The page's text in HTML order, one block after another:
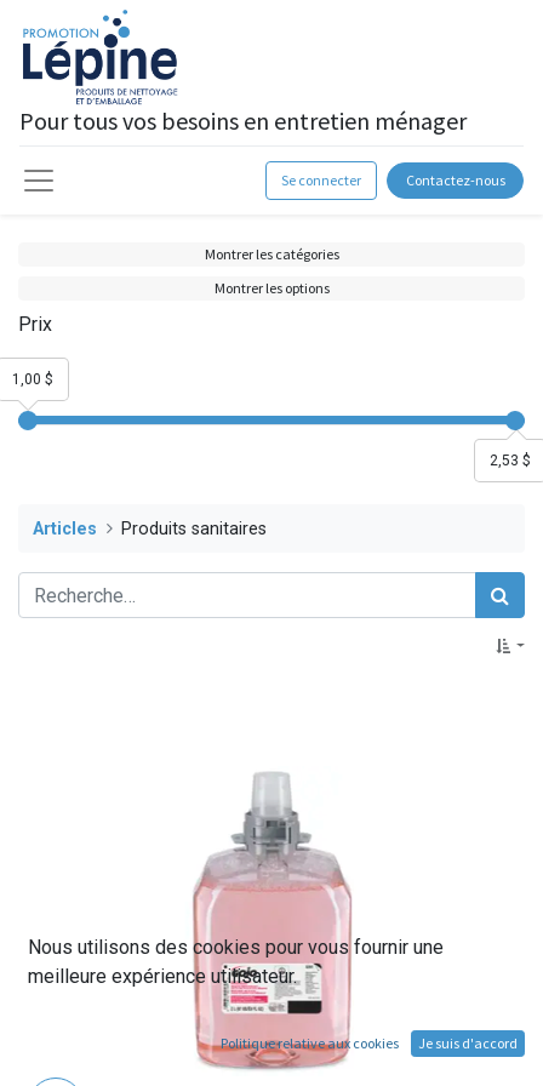
Pour tous vos besoins en entretien ménager
Se connecter Contactez-nous
Montrer les catégories
Montrer les options
Prix
2,53 $
1,00 $
Articles Produits sanitaires
Nous utilisons des cookies pour vous fournir une
meilleure expérience utilisateur.
Politique relative aux cookies Je suis d'accord